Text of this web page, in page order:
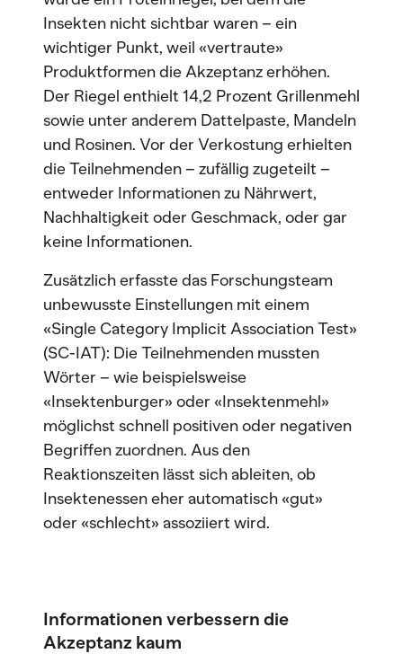
Insekten nicht sichtbar waren – ein
wichtiger Punkt, weil «vertraute»
Produktformen die Akzeptanz erhöhen.
Der Riegel enthielt 14,2 Prozent Grillenmehl
sowie unter anderem Dattelpaste, Mandeln
und Rosinen. Vor der Verkostung erhielten
die Teilnehmenden – zufällig zugeteilt –
entweder Informationen zu Nährwert,
Nachhaltigkeit oder Geschmack, oder gar
keine Informationen.
Zusätzlich erfasste das Forschungsteam
unbewusste Einstellungen mit einem
«Single Category Implicit Association Test»
(SC-IAT): Die Teilnehmenden mussten
Wörter – wie beispielsweise
«Insektenburger» oder «Insektenmehl»
möglichst schnell positiven oder negativen
Begriffen zuordnen. Aus den
Reaktionszeiten lässt sich ableiten, ob
Insektenessen eher automatisch «gut»
oder «schlecht» assoziiert wird.
Informationen verbessern die
Akzeptanz kaum